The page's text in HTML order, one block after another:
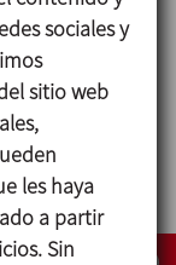
utilizar en
donde es
Son
con
Pueden ser
o
sociales y
sitio web
les haya
a partir
Sin